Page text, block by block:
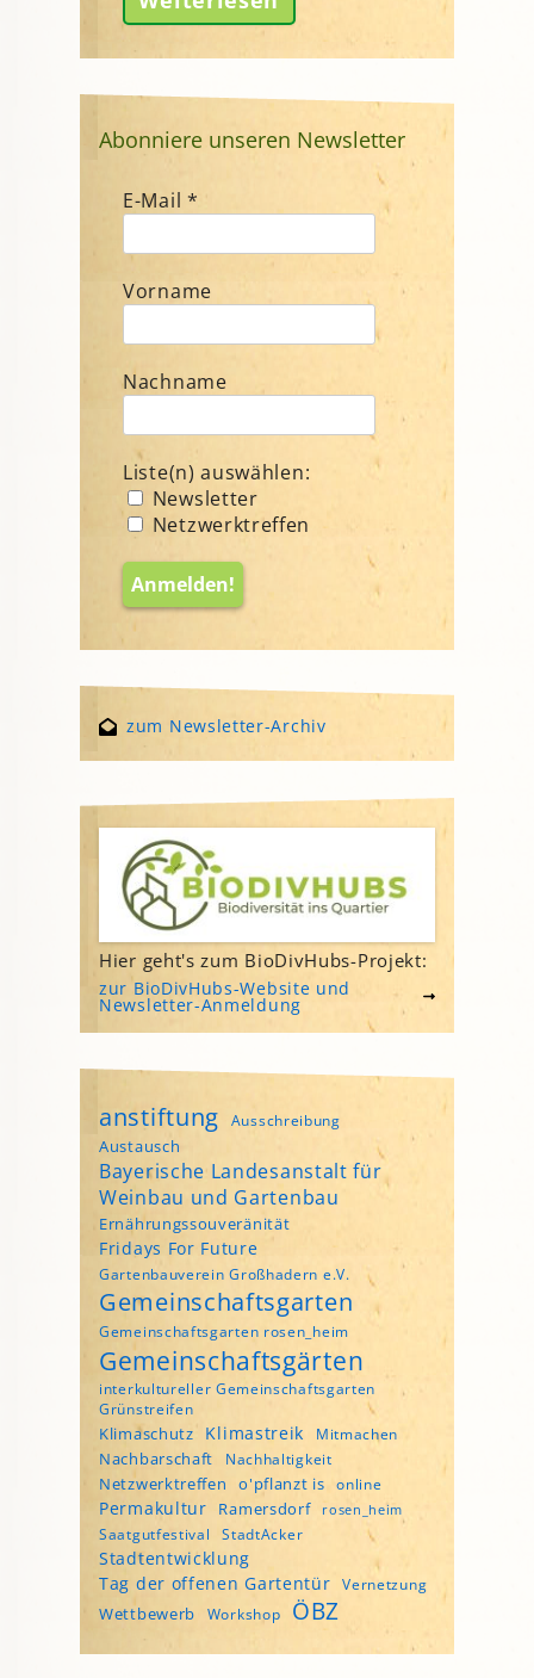
Abonniere unseren Newsletter
E-Mail *
Vorname
Nachname
Liste(n) auswählen:
Newsletter
Netzwerktreffen
zum Newsletter-Archiv
Hier geht's zum BioDivHubs-Projekt:
zur BioDivHubs-Website und
Newsletter-Anmeldung
anstiftung Ausschreibung
Austausch
Bayerische Landesanstalt für
Weinbau und Gartenbau
Ernährungssouveränität
Fridays For Future
Gartenbauverein Großhadern e.V.
Gemeinschaftsgarten
Gemeinschaftsgarten rosen_heim
Gemeinschaftsgärten
interkultureller Gemeinschaftsgarten
Grünstreifen
Klimaschutz Klimastreik Mitmachen
Nachbarschaft Nachhaltigkeit
Netzwerktreffen o'pflanzt is online
Permakultur Ramersdorf rosen_heim
Saatgutfestival StadtAcker
Stadtentwicklung
Tag der offenen Gartentür
Vernetzung
Wettbewerb Workshop ÖBZ